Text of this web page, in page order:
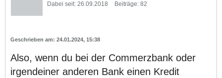
Dabei seit: 26.09.2018 Beiträge: 82
24.01.2024, 15:38
Also, wenn du bei der Commerzbank oder
irgendeiner anderen Bank einen Kredit